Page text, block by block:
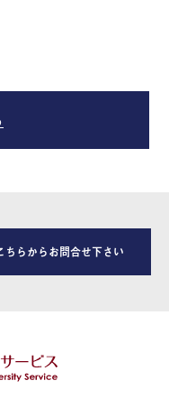
らからお問合せ下さい